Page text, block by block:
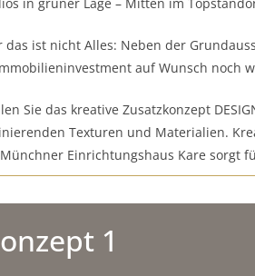
das ist nicht Alles: Neben der
auf Wunsch noch
Sie das kreative Zusatzkonzept
Texturen und Materialien.
Einrichtungshaus Kare sorgt
1